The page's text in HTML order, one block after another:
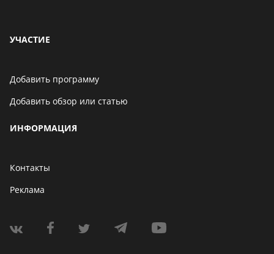
УЧАСТИЕ
Добавить программу
Добавить обзор или статью
ИНФОРМАЦИЯ
Контакты
Реклама